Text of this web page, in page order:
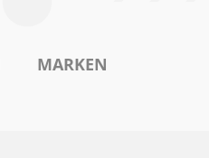
MARKEN